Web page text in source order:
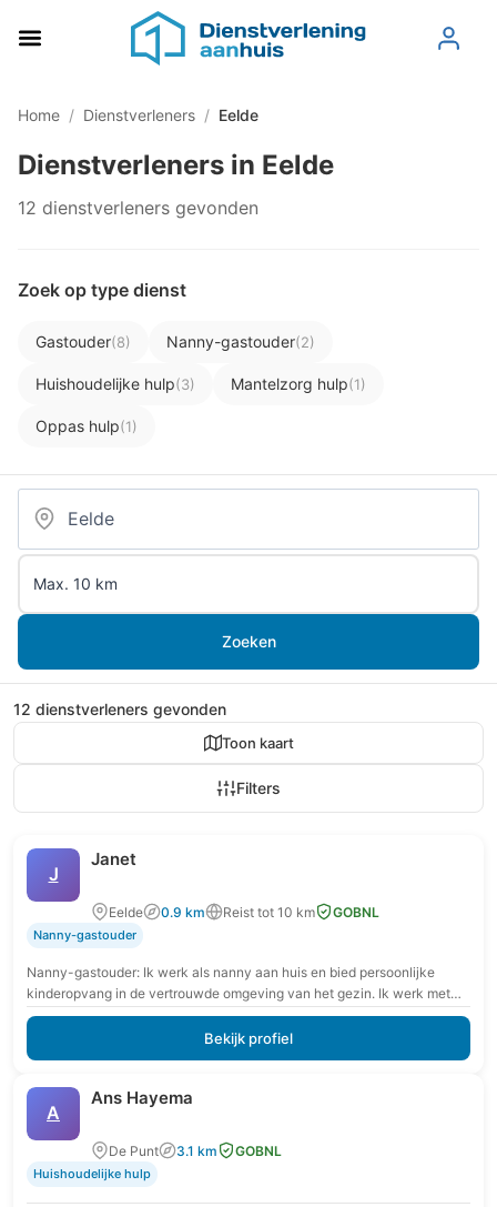
Home / Dienstverleners / Eelde
Dienstverleners in Eelde
12 dienstverleners gevonden
Zoek op type dienst
Gastouder(8) Nanny-gastouder(2)
Huishoudelijke hulp(3) Mantelzorg hulp(1)
Oppas hulp(1)
Zoeken
12 dienstverleners gevonden
Toon kaart
Filters
J
Janet
Eelde 0.9 km Reist tot 10 km GOBNL
Nanny-gastouder
Nanny-gastouder: Ik werk als nanny aan huis en bied persoonlijke
kinderopvang in de vertrouwde omgeving van het gezin. Ik werk met
extra aandacht voor rust,…
Bekijk profiel
A
Ans Hayema
De Punt 3.1 km GOBNL
Huishoudelijke hulp